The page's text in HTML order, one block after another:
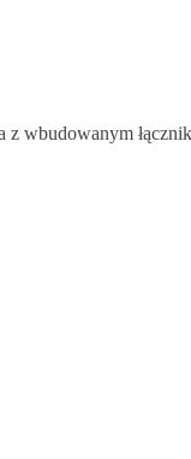
wbudowanym